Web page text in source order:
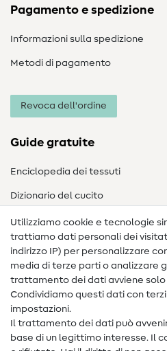
Pagamento e spedizione
Informazioni sulla spedizione
Metodi di pagamento
Revoca dell'ordine
Guide gratuite
Enciclopedia dei tessuti
Dizionario del cucito
Nähanleitungen
Assistenza e contatto
Contatto
Informazioni sul nuovo
FAQ
Diritto di recesso
Utilizziamo cookie e tecnologie
trattiamo dati personali dei
indirizzo IP) per personalizzare
media di terze parti o analizzare
trattamento dei dati avviene
Condividiamo questi dati con
impostazioni.
Il trattamento dei dati può
base di un legittimo interesse. Il